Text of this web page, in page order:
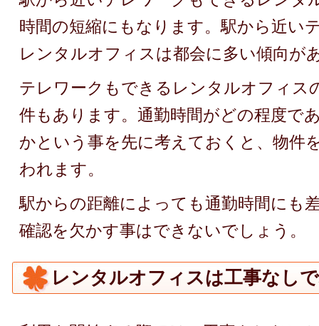
時間の短縮にもなります。駅から近い
レンタルオフィスは都会に多い傾向が
テレワークもできるレンタルオフィス
件もあります。通勤時間がどの程度で
かという事を先に考えておくと、物件
われます。
駅からの距離によっても通勤時間にも
確認を欠かす事はできないでしょう。
レンタルオフィスは工事なし